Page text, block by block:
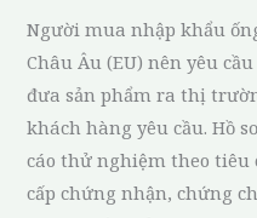
Người mua nhập khẩu
Châu Âu (EU) nên yêu
đưa sản phẩm ra thị
khách hàng yêu cầu. Hồ
cáo thử nghiệm theo tiêu
cấp chứng nhận, chứng